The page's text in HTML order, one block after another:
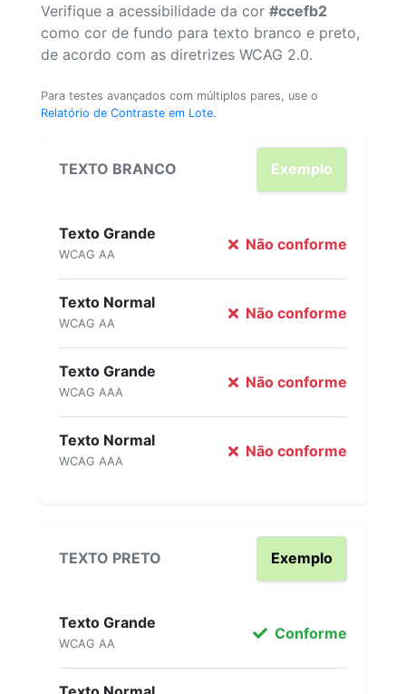
Verifique a acessibilidade da cor #ccefb2
como cor de fundo para texto branco e preto,
de acordo com as diretrizes WCAG 2.0.
Para testes avançados com múltiplos pares, use o
Relatório de Contraste em Lote.
TEXTO BRANCO Exemplo
Texto Grande
WCAG AA
Não conforme
Texto Normal
WCAG AA
Não conforme
Texto Grande
WCAG AAA
Não conforme
Texto Normal
WCAG AAA
Não conforme
TEXTO PRETO Exemplo
Texto Grande
WCAG AA
Conforme